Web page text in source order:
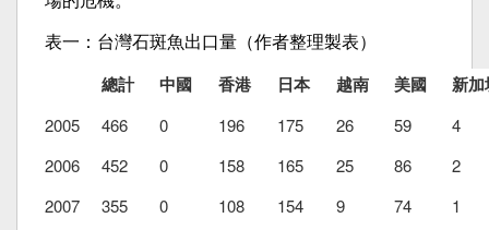
表一：台灣石斑魚出口量（作者整理製表）
總計 中國 香港 日本 越南 美國 新加
2005 466 0 196 175 26 59
4
2006
452 0 158 165 25 86
2
2007
355 0 108 154 9 74
1